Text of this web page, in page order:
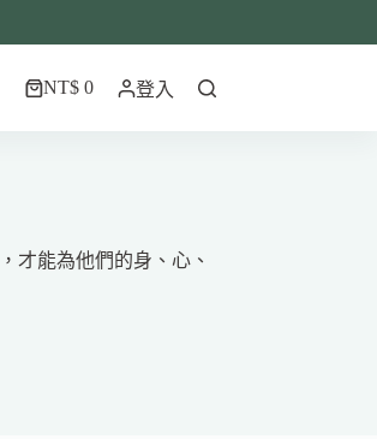
購
NT$0 登入
才能為他們的身、心、